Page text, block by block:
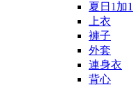
夏日1加1
上衣
褲子
外套
連身衣
背心